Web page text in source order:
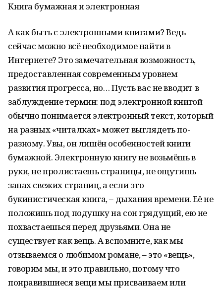
Книга бумажная и электронная
А как быть с электронными книгами? Ведь
сейчас можно всё необходимое найти в
Интернете? Это замечательная возможность,
предоставленная современным уровнем
развития прогресса, но… Пусть вас не вводит в
заблуждение термин: под электронной книгой
обычно понимается электронный текст, который
на разных «читалках» может выглядеть по-
разному. Увы, он лишён особенностей книги
бумажной. Электронную книгу не возьмёшь в
руки, не пролистаешь страницы, не ощутишь
запах свежих страниц, а если это
букинистическая книга, – дыхания времени. Её не
положишь под подушку на сон грядущий, ею не
похвастаешься перед друзьями. Она не
существует как вещь. А вспомните, как мы
отзываемся о любимом романе, – это «вещь»,
говорим мы, и это правильно, потому что
понравившиеся вещи мы присваиваем или